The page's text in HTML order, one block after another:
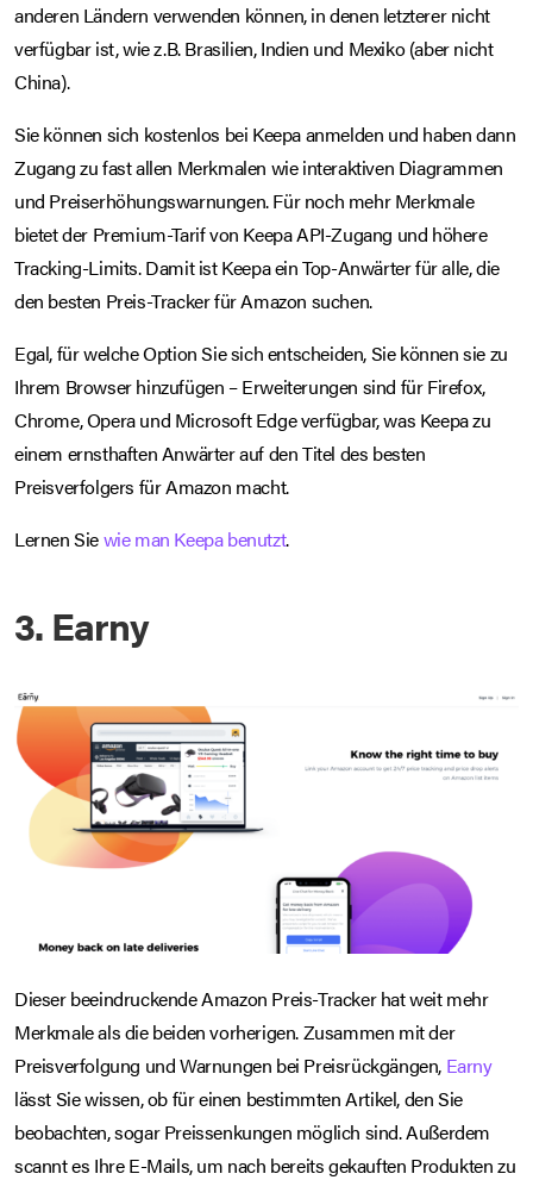
anderen Ländern verwenden können, in denen letzterer nicht
verfügbar ist, wie z.B. Brasilien, Indien und Mexiko (aber nicht
China).
Sie können sich kostenlos bei Keepa anmelden und haben dann
Zugang zu fast allen Merkmalen wie interaktiven Diagrammen
und Preiserhöhungswarnungen. Für noch mehr Merkmale
bietet der Premium-Tarif von Keepa API-Zugang und höhere
Tracking-Limits. Damit ist Keepa ein Top-Anwärter für alle, die
den besten Preis-Tracker für Amazon suchen.
Egal, für welche Option Sie sich entscheiden, Sie können sie zu
Ihrem Browser hinzufügen – Erweiterungen sind für Firefox,
Chrome, Opera und Microsoft Edge verfügbar, was Keepa zu
einem ernsthaften Anwärter auf den Titel des besten
Preisverfolgers für Amazon macht.
Lernen Siewie man Keepa benutzt.
3. Earny
Dieser beeindruckende Amazon Preis-Tracker hat weit mehr
Merkmale als die beiden vorherigen. Zusammen mit der
Preisverfolgung und Warnungen bei Preisrückgängen, Earny
lässt Sie wissen, ob für einen bestimmten Artikel, den Sie
beobachten, sogar Preissenkungen möglich sind. Außerdem
scannt es Ihre E-Mails, um nach bereits gekauften Produkten zu